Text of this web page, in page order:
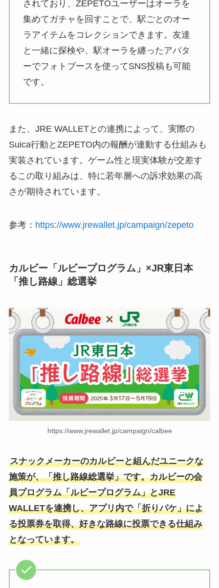
されており、ZEPETOユーザーはオーラを
集めてガチャを回すことで、駅ごとのオー
ラアイテムをコレクションできます。友達
と一緒に探検や、駅オーラを纏ったアバタ
ーでフォトブースを使ってSNS投稿も可能
です。
また、JRE WALLETとの連携によって、実際の
Suica行動とZEPETO内の報酬が連動する仕組みも
実装されています。ゲーム性と現実体験が交差す
るこの取り組みは、特に若年層への訴求効果の高
さが期待されています。
参考： https://www.jrewallet.jp/campaign/zepeto
カルビー「ルビープログラム」×JR東日本
「推し路線」総選挙
https://www.jrewallet.jp/campaign/calbee
スナックメーカーのカルビーと組んだユニークな
施策が、「推し路線総選挙」です。カルビーの会
員プログラム「ルビープログラム」とJRE
WALLETを連携し、アプリ内で「折りパケ」によ
る投票券を取得、好きな路線に投票できる仕組み
となっています。